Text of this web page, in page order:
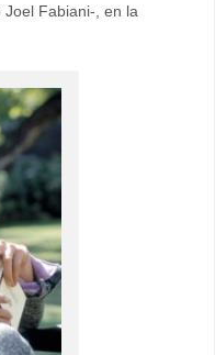
Fabiani-, en la